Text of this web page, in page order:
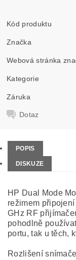
Kód produktu
Značka
Webová stránka
Kategorie
Záruka
Dotaz
POPIS
DISKUZE
HP Dual Mode
režimem
GHz RF
pohodlně
portu, tak u těch,
Rozlišení